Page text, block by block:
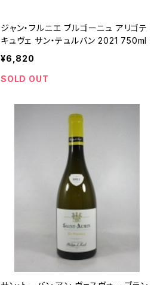
ジャン・フルニエ ブルゴーニュ アリゴテ
キュヴェ サン・テュルバン 2021 750ml
¥6,820
SOLD OUT